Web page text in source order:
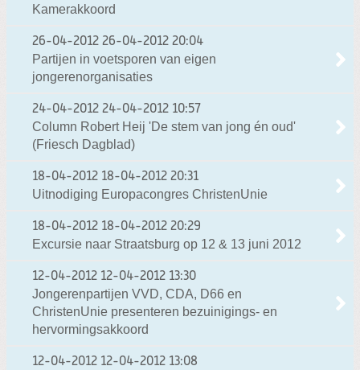
Kamerakkoord
26-04-2012 26-04-2012 20:04
Partijen in voetsporen van eigen
jongerenorganisaties
24-04-2012 24-04-2012 10:57
Column Robert Heij 'De stem van jong én oud'
(Friesch Dagblad)
18-04-2012 18-04-2012 20:31
Uitnodiging Europacongres ChristenUnie
18-04-2012 18-04-2012 20:29
Excursie naar Straatsburg op 12 & 13 juni 2012
12-04-2012 12-04-2012 13:30
Jongerenpartijen VVD, CDA, D66 en
ChristenUnie presenteren bezuinigings- en
hervormingsakkoord
12-04-2012 12-04-2012 13:08